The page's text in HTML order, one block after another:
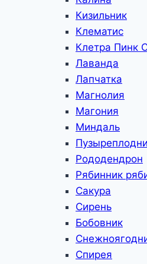
Кизильник
Клематис
Клетра Пинк
Лаванда
Лапчатка
Магнолия
Магония
Миндаль
Рододендрон
Рябинник
Сакура
Сирень
Бобовник
Спирея